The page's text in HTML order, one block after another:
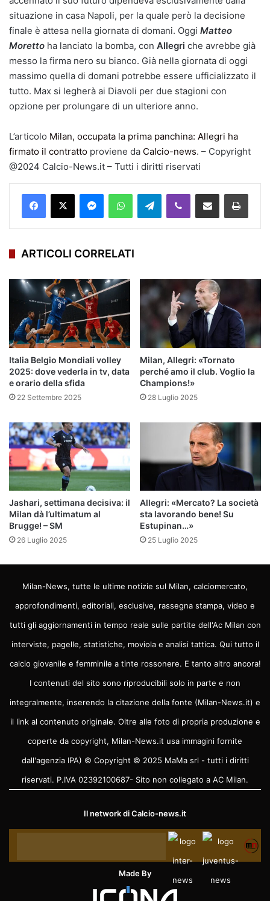
situazione in casa Napoli, per la quale però la decisione
finale è attesa nella giornata di domani. Oggi Matteo
Moretto ha lanciato la bomba, con Allegri che avrebbe già
messo la firma nero su bianco. Già nella giornata di oggi
massimo quella di domani potrebbe essere ufficializzato il
tutto. Max si legherà ai Diavoli per due stagioni con
opzione per prolungare di un ulteriore anno.
L’articolo Milan, occupata la prima panchina: Allegri ha
firmato il contratto proviene da Calcio-news. – Copyright
@2024 Calcio-News.it – Tutti i diritti riservati
Telegram
ARTICOLI CORRELATI
Italia Belgio Mondiali volley
2025: dove vederla in tv, data
e orario della sfida
22 Settembre 2025
Milan, Allegri: «Tornato
perché amo il club. Voglio la
Champions!»
28 Luglio 2025
Jashari, settimana decisiva: il
Milan dà l’ultimatum al
Brugge! – SM
26 Luglio 2025
Allegri: «Mercato? La società
sta lavorando bene! Su
Estupinan…»
25 Luglio 2025
Milan-News, tutte le ultime notizie sul Milan, calciomercato,
approfondimenti, editoriali, esclusive, rassegna stampa, video e
tutti gli aggiornamenti in tempo reale sulle partite dell'Ac Milan con
interviste, pagelle, statistiche, moviola e analisi tattica. Qui tutto il
calcio giovanile e femminile a tinte rossonere. E tanto altro ancora!
I contenuti del sito sono riproducibili solo in parte e non
integralmente, inserendo la citazione della fonte (Milan-News.it) e
il link al contenuto originale. Oltre alle foto di propria produzione e
coperte da copyright, Milan-News.it usa immagini fornite
dall'agenzia IPA) © Copyright © 2025 MaMa srl - tutti i diritti
riservati. P.IVA 02392100687- Sito non collegato a AC Milan.
Il network diCalcio-news.it
Made By